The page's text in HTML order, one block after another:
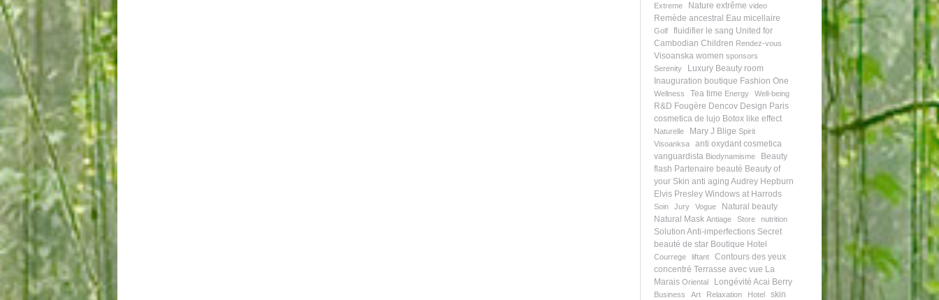
Extreme Nature extrême video
Remède ancestral Eau micellaire
Golf fluidifier le sang United for
Cambodian Children Rendez-vous
Visoanska women sponsors
Serenity
Luxury Beauty room
Inauguration boutique Fashion One
Wellness Tea time Energy Well-being
R&D Fougère Dencov Design Paris
cosmetica de lujo Botox like effect
Naturelle Mary J Blige Spirit
Visoanksa
anti oxydant cosmetica
vanguardista Biodynamisme
Beauty
flash Partenaire beauté Beauty of
your Skin anti aging Audrey Hepburn
Elvis Presley Windows at Harrods
Soin Jury Vogue
Natural beauty
Natural Mask Antiage Store nutrition
Solution Anti-imperfections Secret
beauté de star Boutique Hotel
Courrege liftant
Contours des yeux
concentré Terrasse avec vue La
Marais Oriental Longévité Acai Berry
Business Art Relaxation Hotel
skin